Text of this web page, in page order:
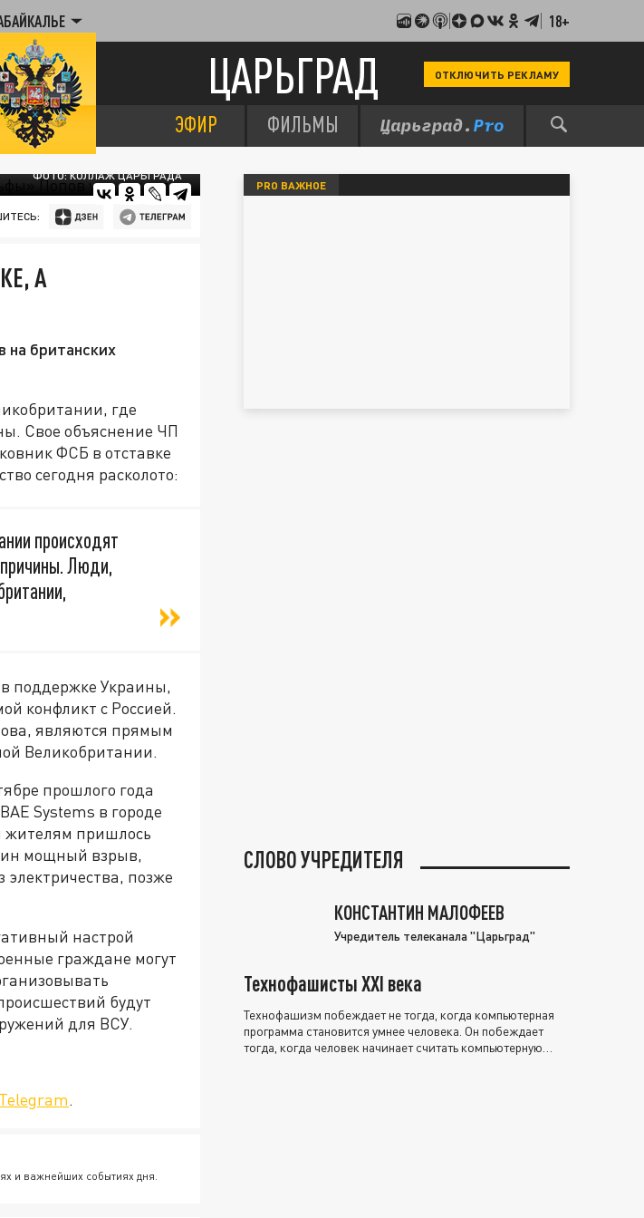
18+
ЦАРЬГРАД ОТКЛЮЧИТЬ РЕКЛАМУ
ЭФИР ФИЛЬМЫ
ФОТО: КОЛЛАЖ ЦАРЬГРАДА
А
британских
где
Свое объяснение ЧП
ФСБ в отставке
сегодня расколото:
происходят
Люди,
поддержке Украины,
конфликт с Россией.
являются прямым
Великобритании.
прошлого года
Systems в городе
жителям пришлось
мощный взрыв,
позже
настрой
граждане могут
будут
для ВСУ.
Telegram.
и важнейших событиях дня.
PRO ВАЖНОЕ
СЛОВО УЧРЕДИТЕЛЯ
КОНСТАНТИН МАЛОФЕЕВ
Учредитель телеканала "Царьград"
Технофашисты XXI века
Технофашизм побеждает не тогда, когда компьютерная
программа становится умнее человека. Он побеждает
тогда, когда человек начинает считать компьютерную